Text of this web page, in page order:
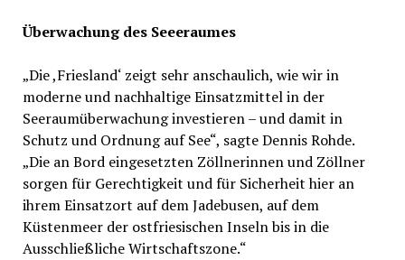
Überwachung des Seeeraumes
„Die ,Friesland‘ zeigt sehr anschaulich, wie wir in
moderne und nachhaltige Einsatzmittel in der
Seeraumüberwachung investieren – und damit in
Schutz und Ordnung auf See“, sagte Dennis Rohde.
„Die an Bord eingesetzten Zöllnerinnen und Zöllner
sorgen für Gerechtigkeit und für Sicherheit hier an
ihrem Einsatzort auf dem Jadebusen, auf dem
Küstenmeer der ostfriesischen Inseln bis in die
Ausschließliche Wirtschaftszone.“